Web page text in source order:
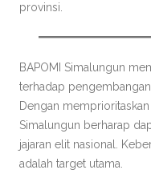
provinsi.
BAPOMI Simalungun
terhadap pengembangan
Dengan
Simalungun berharap
jajaran elit nasional.
adalah target utama.